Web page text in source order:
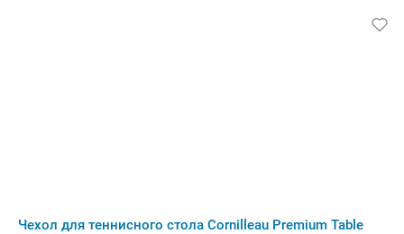
Чехол для теннисного стола Cornilleau Premium Table